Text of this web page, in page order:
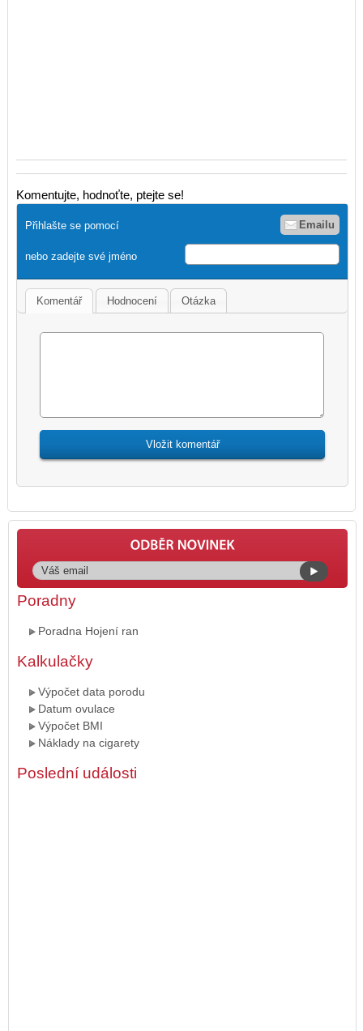
Komentujte, hodnoťte, ptejte se!
Přihlašte se pomocí Emailu
nebo zadejte své jméno
Komentář Hodnocení Otázka
Poradny
Poradna Hojení ran
Kalkulačky
Výpočet data porodu
Datum ovulace
Výpočet BMI
Náklady na cigarety
Poslední události